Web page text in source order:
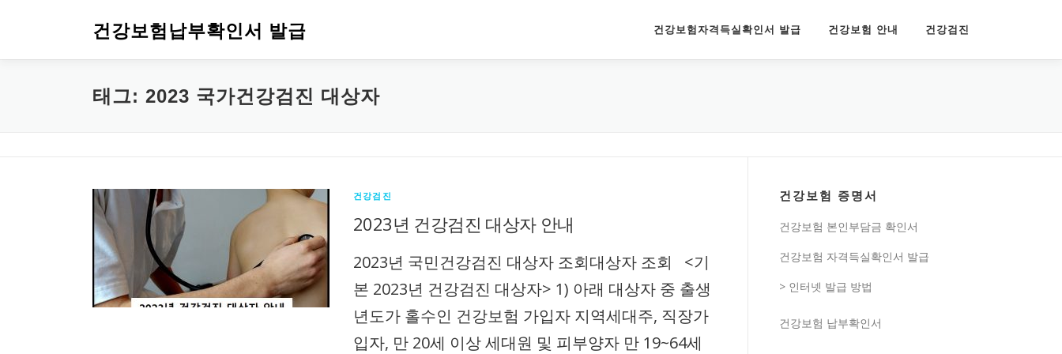
건강보험납부확인서 발급 건강보험자격득실확인서 발급 건강보험 안내 건강검진
태그: 2023 국가건강검진 대상자
건강검진
2023년 건강검진 대상자 안내
2023년 국민건강검진 대상자 조회대상자 조회 <기
본 2023년 건강검진 대상자> 1) 아래 대상자 중 출생
년도가 홀수인 건강보험 가입자 지역세대주, 직장가
입자, 만 20세 이상 세대원 및 피부양자 만 19~64세
건강보험 증명서
건강보험 본인부담금 확인서
건강보험 자격득실확인서 발급
> 인터넷 발급 방법
건강보험 납부확인서